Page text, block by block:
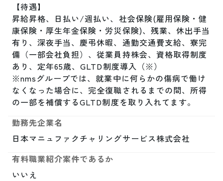
【待遇】
昇給昇格、日払い/週払い、社会保険(雇用保険・健
康保険・厚生年金保険・労災保険)、残業、休出手当
有り、深夜手当、慶弔休暇、通勤交通費支給、寮完
備（一部会社負担）、従業員持株会、資格取得制度
あり、定年65歳、GLTD制度導入（※）
※nmsグループでは、就業中に何らかの傷病で働け
なくなった場合に、完全復職されるまでの間、所得
の一部を補償するGLTD制度を取り入れてます。
勤務先企業名
日本マニュファクチャリングサービス株式会社
有料職業紹介案件であるか
いいえ